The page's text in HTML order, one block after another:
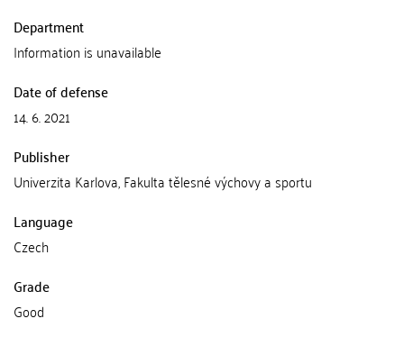
Department
Information is unavailable
Date of defense
14. 6. 2021
Publisher
Univerzita Karlova, Fakulta tělesné výchovy a sportu
Language
Czech
Grade
Good